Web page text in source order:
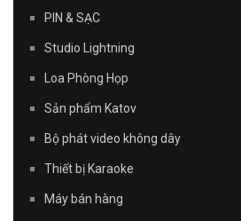
PIN & SẠC
Studio Lightning
Loa Phòng Họp
Sản phẩm Katov
Bộ phát video không dây
Thiết bị Karaoke
Máy bán hàng